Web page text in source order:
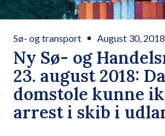
Ny Sø- og
23. august 2018:
domstole kunne
arrest i skib i
Sø- og transport August 30, 2018